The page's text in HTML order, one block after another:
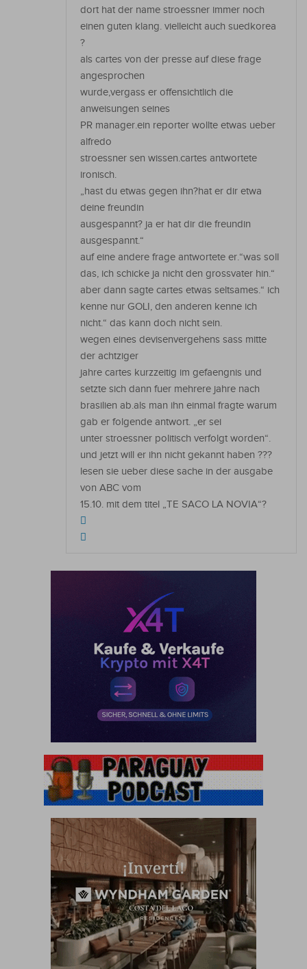
dort hat der name stroessner immer noch
einen guten klang. vielleicht auch suedkorea
?
als cartes von der presse auf diese frage
angesprochen
wurde,vergass er offensichtlich die
anweisungen seines
PR manager.ein reporter wollte etwas ueber
alfredo
stroessner sen wissen.cartes antwortete
ironisch.
„hast du etwas gegen ihn?hat er dir etwa
deine freundin
ausgespannt? ja er hat dir die freundin
ausgespannt.“
auf eine andere frage antwortete er.“was soll
das, ich schicke ja nicht den grossvater hin.“
aber dann sagte cartes etwas seltsames.“ ich
kenne nur GOLI, den anderen kenne ich
nicht.“ das kann doch nicht sein.
wegen eines devisenvergehens sass mitte
der achtziger
jahre cartes kurzzeitig im gefaengnis und
setzte sich dann fuer mehrere jahre nach
brasilien ab.als man ihn einmal fragte warum
gab er folgende antwort. „er sei
unter stroessner politisch verfolgt worden“.
und jetzt will er ihn nicht gekannt haben ???
lesen sie ueber diese sache in der ausgabe
von ABC vom
15.10. mit dem titel „TE SACO LA NOVIA“?